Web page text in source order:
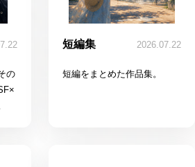
の
短編集 2026.07.22
短編をまとめた作品集。